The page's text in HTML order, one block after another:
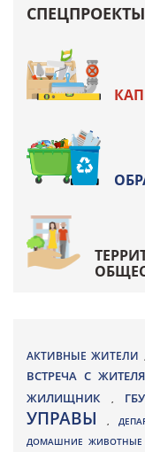
СПЕЦПРОЕКТЫ
АКТИВНЫЕ ЖИТЕЛИ ,
ВСТРЕЧА С
ЖИЛИЩНИК
,
УПРАВЫ,
ДОМАШНИЕ ЖИВОТНЫЕ